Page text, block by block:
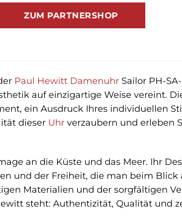
war:
129,00 €
ist:
64,90 €.
ZUM PARTNERSHOP
Paul Hewitt DamenuhrSailor PH-
auf einzigartige Weise vereint.
ein Ausdruck Ihres individuellen
dieser Uhrverzaubern und erleben
an die Küste und das Meer. Ihr
und der Freiheit, die man beim
Materialien und der sorgfältigen
steht: Authentizität, Qualität und